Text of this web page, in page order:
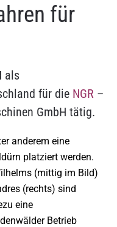
für
als
für die NGR –
GmbH tätig.
anderem eine
platziert werden.
(mittig im Bild)
(rechts) sind
eine
Betrieb